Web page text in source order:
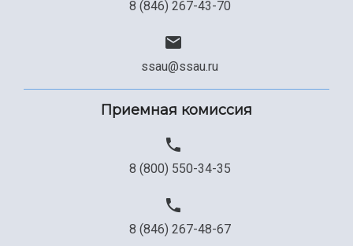
Сведения об образовательной организации
Официальные документы
8 (846) 267-43-70
ssau@ssau.ru
Приемная комиссия
8 (800) 550-34-35
8 (846) 267-48-67